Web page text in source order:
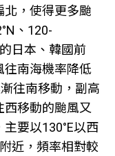
，使得更多颱
、120-
日本、韓國前
往南海機率降低
往南移動，副高
西移動的颱風又
要以130°E以西
近，頻率相對較